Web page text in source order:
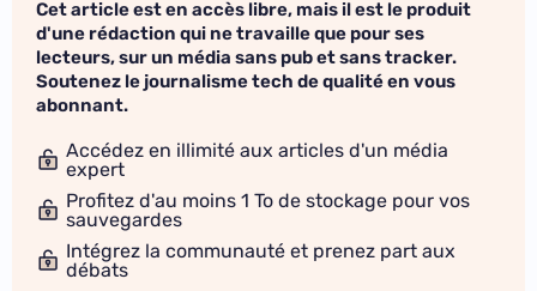
Cet article est en accès libre, mais il est le produit
d'une rédaction qui ne travaille que pour ses
lecteurs, sur un média sans pub et sans tracker.
Soutenez le journalisme tech de qualité en vous
abonnant.
Accédez en illimité aux articles d'un média
expert
Profitez d'au moins 1 To de stockage pour vos
sauvegardes
Intégrez la communauté et prenez part aux
débats